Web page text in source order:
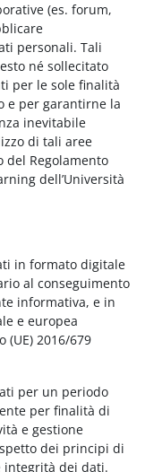
(es. forum,
personali. Tali
né sollecitato
per le sole finalità
e per garantirne la
inevitabile
di tali aree
del Regolamento
dell’Università
in formato digitale
al conseguimento
informativa, e in
e europea
(UE) 2016/679
per un periodo
per finalità di
e gestione
dei principi di
integrità dei dati.